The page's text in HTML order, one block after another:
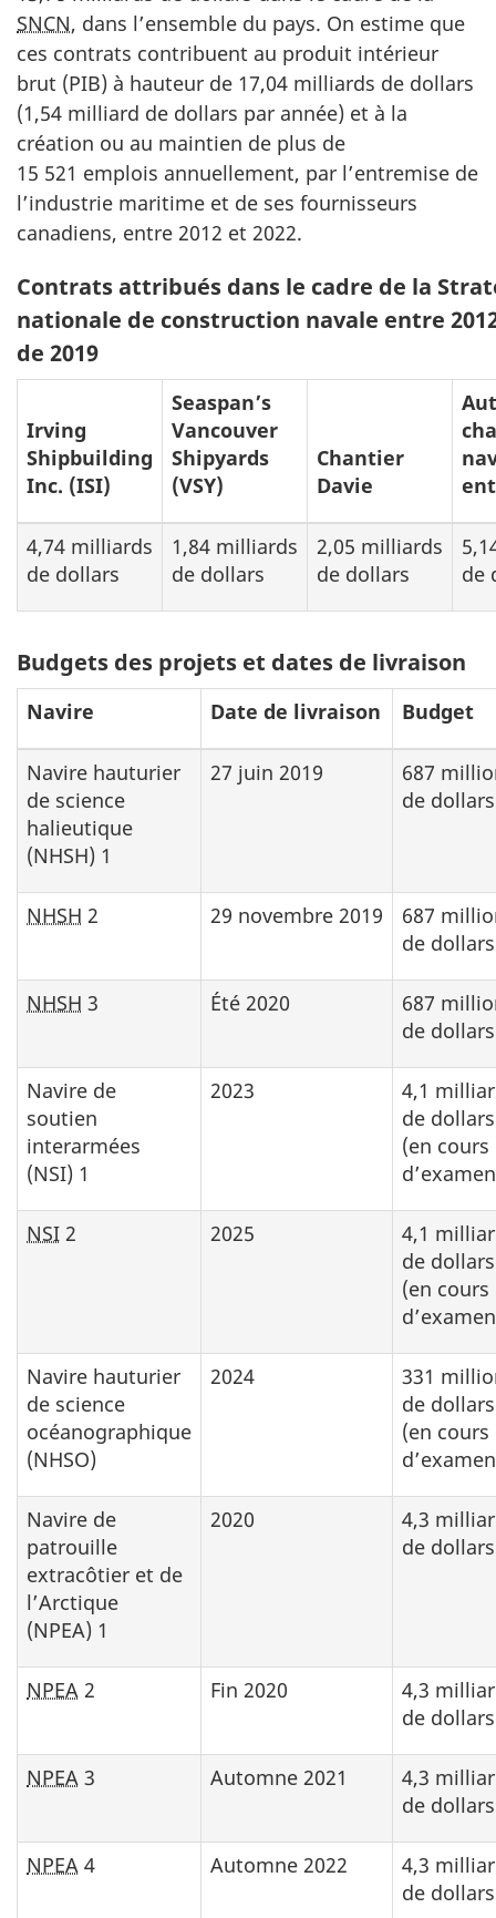
SNCN, dans l’ensemble du pays. On estime que
ces contrats contribuent au produit intérieur
brut (PIB) à hauteur de 17,04 milliards de dollars
(1,54 milliard de dollars par année) et à la
création ou au maintien de plus de
15 521 emplois annuellement, par l’entremise de
l’industrie maritime et de ses fournisseurs
canadiens, entre 2012 et 2022.
Tableau
1:
Contrats attribués dans le cadre de la
nationale de construction navale entre
de 2019
Irving
Shipbuilding
Inc. (ISI)
Seaspan’s
Vancouver
Shipyards
(VSY)
Chantier
Davie
4,74 milliards
de dollars
1,84 milliards
de dollars
2,05 milliards
de dollars
de
Tableau
2:
Budgets des projets et dates de livraison
Navire Date de livraison Budget
Navire hauturier
de science
halieutique
(NHSH) 1
27 juin 2019
687
de dollars
NHSH 2 29 novembre 2019
687
de dollars
NHSH 3 Été 2020
687
de dollars
Navire de
soutien
interarmées
(NSI) 1
2023
4,1
de dollars
(en cours
NSI 2 2025
4,1
de dollars
(en cours
Navire hauturier
de science
océanographique
(NHSO)
2024
331
de dollars
(en cours
Navire de
patrouille
extracôtier et de
l’Arctique
(NPEA) 1
2020
4,3
de dollars
NPEA 2 Fin 2020
4,3
de dollars
NPEA 3 Automne 2021
4,3
de dollars
NPEA 4 Automne 2022
4,3
de dollars